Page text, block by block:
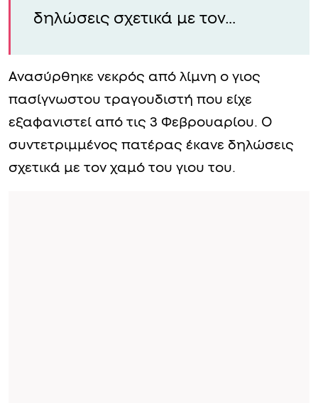
δηλώσεις σχετικά με τον…
Ανασύρθηκε νεκρός από λίμνη ο γιος
πασίγνωστου τραγουδιστή που είχε
εξαφανιστεί από τις 3 Φεβρουαρίου. Ο
συντετριμμένος πατέρας έκανε δηλώσεις
σχετικά με τον χαμό του γιου του.